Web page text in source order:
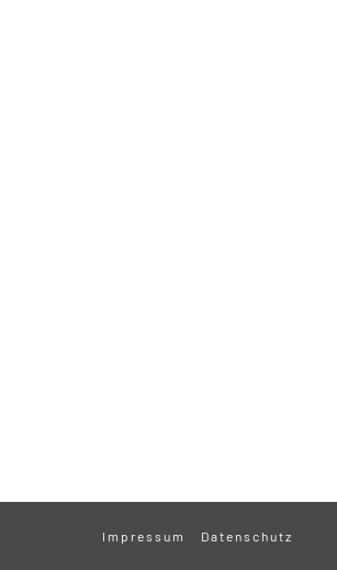
Impressum Datenschutz